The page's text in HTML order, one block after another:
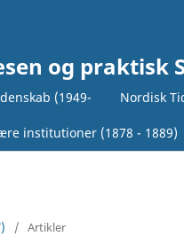
og praktisk
(1949- Nordisk
institutioner (1878 - 1889)
/ Artikler